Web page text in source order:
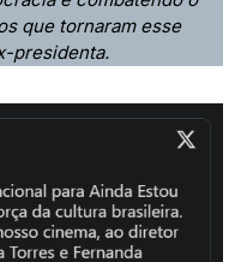
que tornaram esse
presidenta.